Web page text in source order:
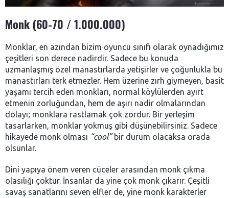
Monk (60-70 / 1.000.000)
Monklar, en azından bizim oyuncu sınıfı olarak oynadığımız
çeşitleri son derece nadirdir. Sadece bu konuda
uzmanlaşmış özel manastırlarda yetişirler ve çoğunlukla bu
manastırları terk etmezler. Hem üzerine zırh giymeyen, basit
yaşamı tercih eden monkları, normal köylülerden ayırt
etmenin zorluğundan, hem de aşırı nadir olmalarından
dolayı; monklara rastlamak çok zordur. Bir yerleşim
tasarlarken, monklar yokmuş gibi düşünebilirsiniz. Sadece
hikayede monk olması “cool”bir durum olacaksa orada
olsunlar.
Dini yapıya önem veren cüceler arasından monk çıkma
olasılığı çoktur. İnsanlar da yine çok monk çıkarır. Çeşitli
savaş sanatlarını seven elfler de, yine monk karakterler